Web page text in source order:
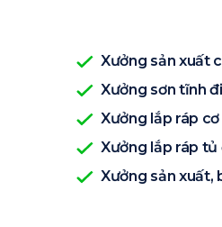
Xưởng sản xuất
Xưởng sơn tĩnh
Xưởng lắp ráp
Xưởng lắp ráp tủ
Xưởng sản xuất,